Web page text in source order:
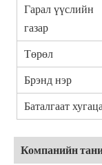
Гарал үүслийн
газар
Төрөл
Брэнд нэр
Баталгаат
Компанийн